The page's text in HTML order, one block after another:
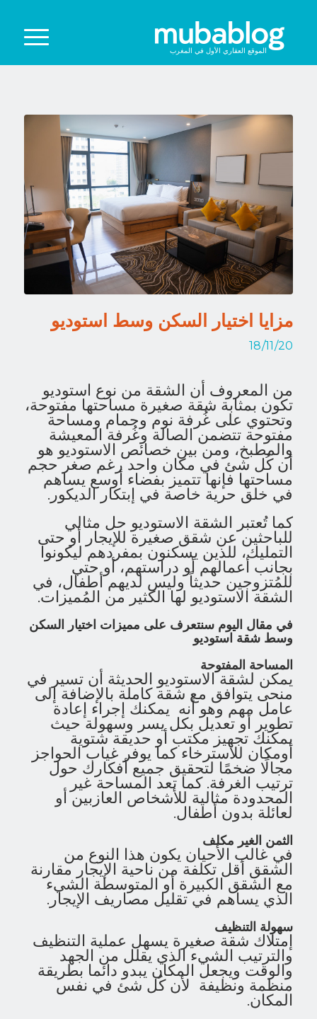
الموقع العقاري الأول في المغرب
مزايا اختيار السكن وسط استوديو
18/11/20
من المعروف أن الشقة من نوع استوديو
تكون بمثابة شقة صغيرة مساحتها مفتوحة،
وتحتوي على غُرفة نوم وحمام ومساحة
مفتوحة تتضمن الصالة وغُرفة المعيشة
والمطبخ، ومن بين خصائص الاستوديو هو
أن كُل شئ في مكان واحد رغم صغر حجم
مساحتها فإنها تتميز بفضاء أوسع يساهم
في خلق حرية خاصة في إبتكار الديكور.
كما تُعتبر الشقة الاستوديو حل مثالي
للباحثين عن شقق صغيرة للإيجار أو حتى
التمليك، للذين يسكنون بمفردهم ليكونوا
بجانب أعمالهم أو دراستهم، أو حتي
للمُتزوجين حديثاً وليس لديهم أطفال، في
الشقة الاستوديو لها الكثير من المُميزات.
في مقال اليوم سنتعرف على مميزات اختيار السكن
وسط شقة استوديو
المساحة المفتوحة
يمكن لشقة الاستوديو الحديثة أن تسير في
منحى يتوافق مع شقة كاملة بالإضافة إلى
عامل مهم وهو أنه يمكنك إجراء إعادة
تطوير أو تعديل بكل يسر وسهولة حيث
يمكنك تجهيز مكتب أو حديقة شتوية
أومكان للاسترخاء كما يوفر غياب الحواجز
مجالًا ضخمًا لتحقيق جميع أفكارك حول
ترتيب الغرفة. كما تعد المساحة غير
المحدودة مثالية للأشخاص العازبين أو
لعائلة بدون أطفال.
الثمن الغير مكلف
في غالب الأحيان يكون هذا النوع من
الشقق أقل تكلفة من ناحية الإيجار مقارنة
مع الشقق الكبيرة أو المتوسطة الشيء
الذي يساهم في تقليل مصاريف الإيجار.
سهولة التنظيف
إمتلاك شقة صغيرة يسهل عملية التنظيف
والترتيب الشيء الذي يقلل من الجهد
والوقت ويجعل المكان يبدو دائما بطريقة
منظمة ونظيفة لأن كُل شئ في نفس
المكان.